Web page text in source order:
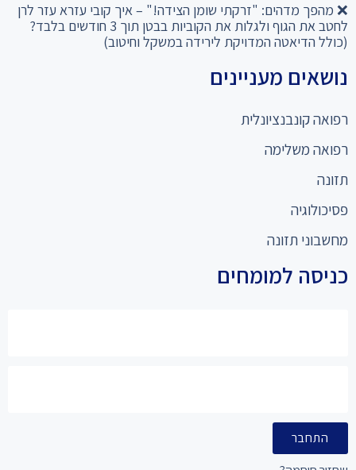
❌ מהפך מדהים: "זרקתי שומן הצידה!" – איך קובי עזרא עזר לרן
לחטב את הגוף ולגלות את הקוביות בבטן תוך 3 חודשים בלבד?
(כולל הדיאטה המדויקת לירידה במשקל וחיטוב)
נושאים מעניינים
רפואה קונבנציונלית
רפואה משלימה
תזונה
פסיכולוגיה
מחשבוני תזונה
כניסה למומחים
התחבר